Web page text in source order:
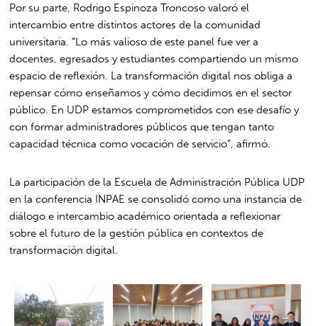
Por su parte, Rodrigo Espinoza Troncoso valoró el
intercambio entre distintos actores de la comunidad
universitaria. “Lo más valioso de este panel fue ver a
docentes, egresados y estudiantes compartiendo un mismo
espacio de reflexión. La transformación digital nos obliga a
repensar cómo enseñamos y cómo decidimos en el sector
público. En UDP estamos comprometidos con ese desafío y
con formar administradores públicos que tengan tanto
capacidad técnica como vocación de servicio”, afirmó.
La participación de la Escuela de Administración Pública UDP
en la conferencia INPAE se consolidó como una instancia de
diálogo e intercambio académico orientada a reflexionar
sobre el futuro de la gestión pública en contextos de
transformación digital.